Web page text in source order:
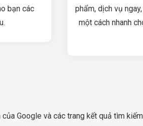
bạn các
phẩm, dịch vụ
một cách nhanh
Google và các trang kết quả tìm